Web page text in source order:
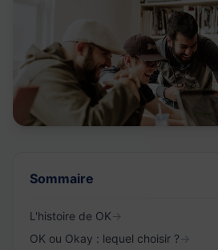
Sommaire
L'histoire de OK→
OK ou Okay : lequel choisir ?→